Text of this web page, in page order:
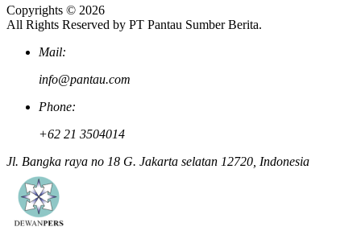
Copyrights © 2026
All Rights Reserved by PT Pantau Sumber Berita.
Mail:
info@pantau.com
Phone:
+62 21 3504014
Jl. Bangka raya no 18 G. Jakarta selatan 12720, Indonesia